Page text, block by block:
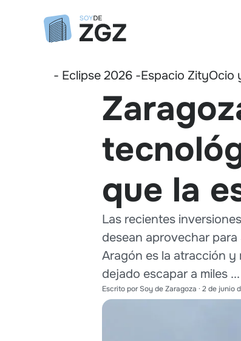
- Eclipse 2026 -Espacio ZityOcio
que la
Las recientes
desean aprovechar
Aragón es la atracción y
dejado escapar a miles ...
Escrito porSoy de Zaragoza · 2 de junio